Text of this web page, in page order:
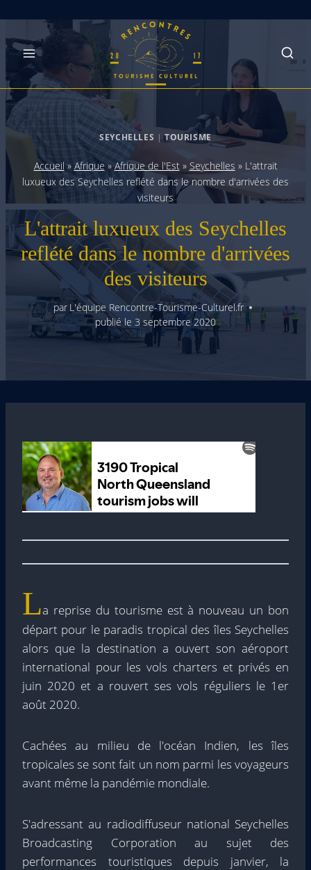
to
content
SEYCHELLES |TOURISME
Accueil» Afrique » Afrique de l'Est» Seychelles » L'attrait
luxueux des Seychelles reflété dans le nombre d'arrivées des
visiteurs
L'attrait luxueux des Seychelles
reflété dans le nombre d'arrivées
des visiteurs
par L'équipe Rencontre-Tourisme-Culturel.fr
publié le 3 septembre 2020
La reprise du tourisme est à nouveau un bon
départ pour le paradis tropical des îles Seychelles
alors que la destination a ouvert son aéroport
international pour les vols charters et privés en
juin 2020 et a rouvert ses vols réguliers le 1er
août 2020.
Cachées au milieu de l'océan Indien, les îles
tropicales se sont fait un nom parmi les voyageurs
avant même la pandémie mondiale.
S'adressant au radiodiffuseur national Seychelles
Broadcasting Corporation au sujet des
performances touristiques depuis janvier, la